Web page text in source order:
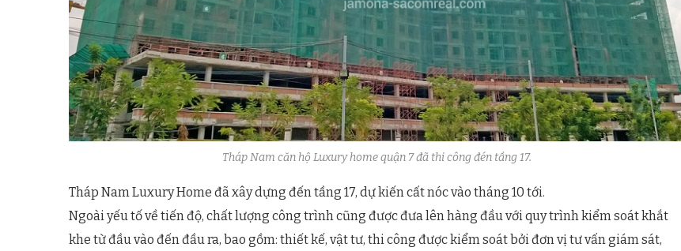
Tháp Nam căn hộ Luxury home quận 7 đã thi công đén tầng 17.
Tháp Nam Luxury Home đã xây dựng đến tầng 17, dự kiến cất nóc vào tháng 10 tới.
Ngoài yếu tố về tiến độ, chất lượng công trình cũng được đưa lên hàng đầu với quy trình kiểm soát khắt
khe từ đầu vào đến đầu ra, bao gồm: thiết kế, vật tư, thi công được kiểm soát bởi đơn vị tư vấn giám sát,